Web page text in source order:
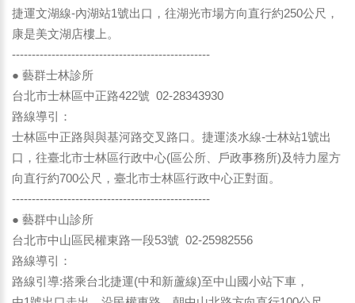
捷運文湖線-內湖站1號出口，往湖光市場方向直行約250公尺，
康是美文湖店樓上。
--------------------------------------------------
● 藝群士林診所
台北市士林區中正路422號 02-28343930
路線導引：
士林區中正路與與基河路交叉路口。捷運淡水線-士林站1號出
口，往臺北市士林區行政中心(區公所、戶政事務所)及特力屋方
向直行約700公尺，臺北市士林區行政中心正對面。
--------------------------------------------------
● 藝群中山診所
台北市中山區民權東路一段53號 02-25982556
路線導引：
路線引導:搭乘台北捷運(中和新蘆線)至中山國小站下車，